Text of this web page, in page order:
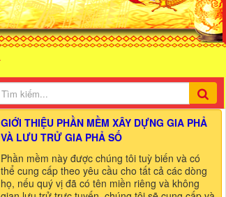
GIỚI THIỆU PHẦN MỀM XÂY DỰNG GIA PHẢ
VÀ LƯU TRỬ GIA PHẢ SỐ
Phần mềm này được chúng tôi tuỳ biến và có
thể cung cấp theo yêu cầu cho tất cả các dòng
họ, nếu quý vị đã có tên miền riêng và không